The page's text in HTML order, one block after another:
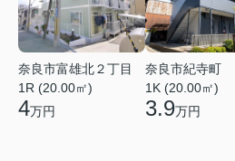
奈良市富雄北２丁目
1R (20.00㎡)
4万円
奈良市紀寺町
1K (20.00㎡)
3.9万円